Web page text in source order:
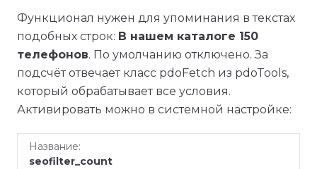
Функционал нужен для упоминания в текстах
подобных строк: В нашем каталоге 150
телефонов. По умолчанию отключено. За
подсчёт отвечает класс pdoFetch из pdoTools,
который обрабатывает все условия.
Активировать можно в системной настройке:
Название
умолчанию
seofilter_count